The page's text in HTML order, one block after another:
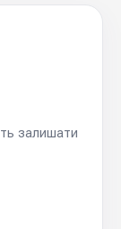
залишати